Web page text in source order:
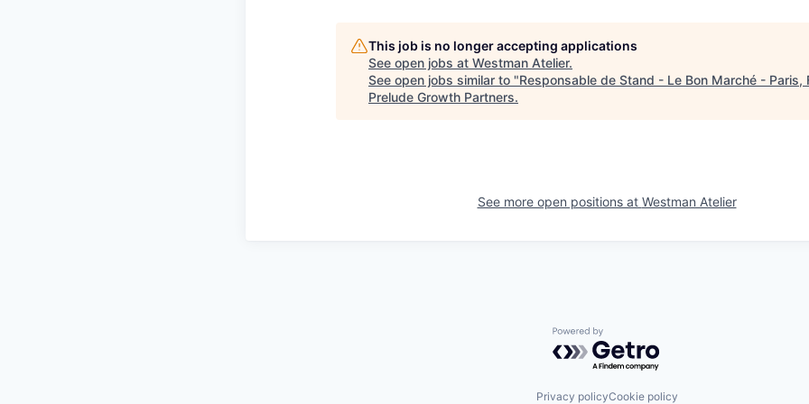
This job is no longer accepting applications
See open jobs at Westman Atelier.
See open jobs similar to "Responsable de Stand - Le Bon Marché - Paris,
Prelude Growth Partners.
See more open positions at Westman Atelier
Powered by Getro.com
Privacy policyCookie policy